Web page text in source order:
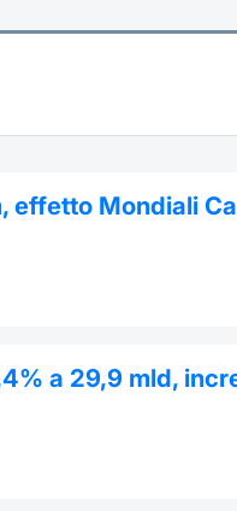
effetto Mondiali
a 29,9 mld,